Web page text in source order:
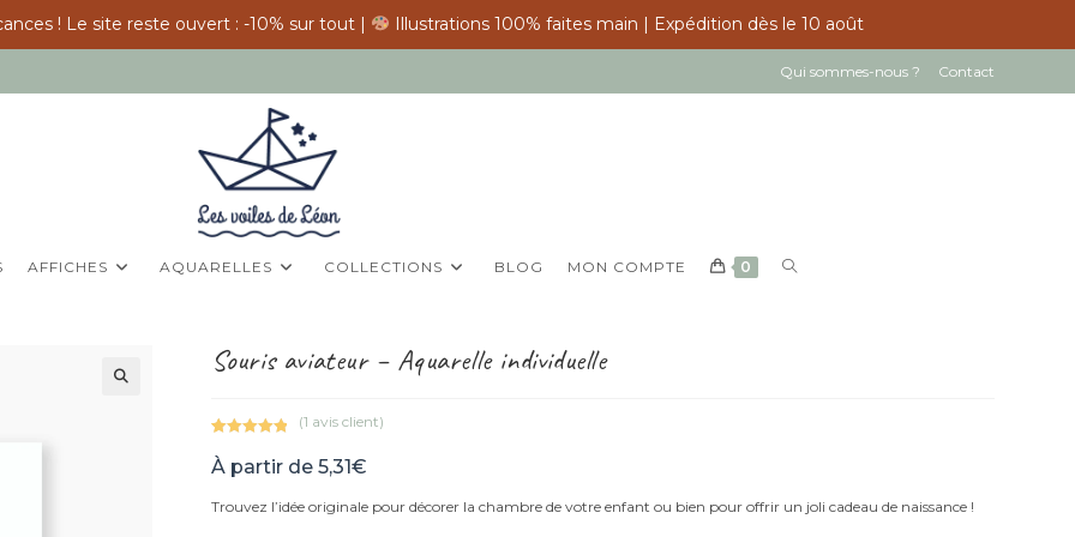
! Le site reste ouvert : -10% sur tout |
Illustrations 100% faites main | Expédition dès le 10 août
Qui sommes-nous ? Contact
AFFICHES AQUARELLES COLLECTIONS BLOG MON COMPTE 0
TOGGLE
Souris aviateur – Aquarelle individuelle
sur 5
notation
(1 avis client)
À partir de 5,31€
Trouvez l’idée originale pour décorer la chambre de votre enfant ou bien pour offrir un joli cadeau de naissance !